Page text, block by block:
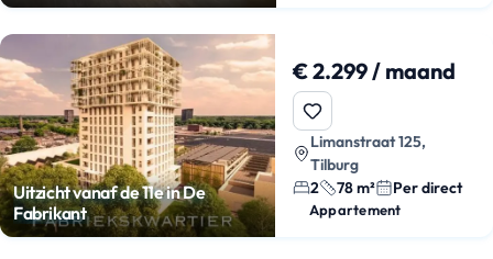
Uitzicht vanaf de 11e in De
Fabrikant
€ 2.299 / maand
Limanstraat 125,
Tilburg
2
78 m² Per direct
Appartement